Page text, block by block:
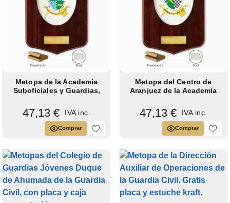
Metopa de la Academia
Suboficiales y Guardias,
47,13 € IVA inc.
Comprar
Metopa del Centro de
Aranjuez de la Academia
47,13 € IVA inc.
Comprar